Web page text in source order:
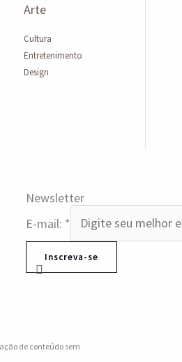
Arte
Cultura
Entretenimento
Design
Newsletter
E-mail: *
Inscreva-se
de conteúdo sem